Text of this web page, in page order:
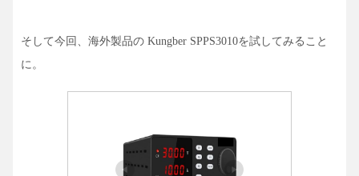
そして今回、海外製品の Kungber SPPS3010を試してみること
に。